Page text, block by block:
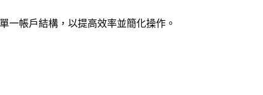
一帳戶結構，以提高效率並簡化操作。